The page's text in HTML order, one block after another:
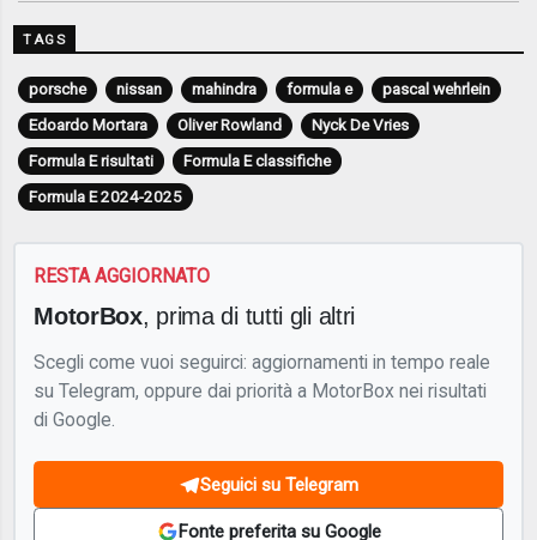
TAGS
porsche nissan mahindra formula e
pascal wehrlein
Edoardo Mortara
Oliver Rowland
Nyck De Vries
Formula E risultati
Formula E classifiche
Formula E 2024-2025
RESTA AGGIORNATO
MotorBox, prima di tutti gli altri
Scegli come vuoi seguirci: aggiornamenti in tempo reale
su Telegram, oppure dai priorità a MotorBox nei risultati
di Google.
Seguici su Telegram
Fonte preferita su Google